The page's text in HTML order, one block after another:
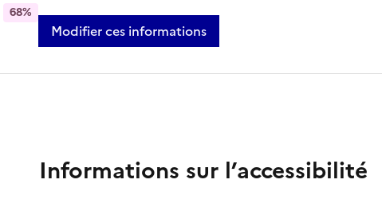
68%
Modifier ces informations
Informations sur l’accessibilité